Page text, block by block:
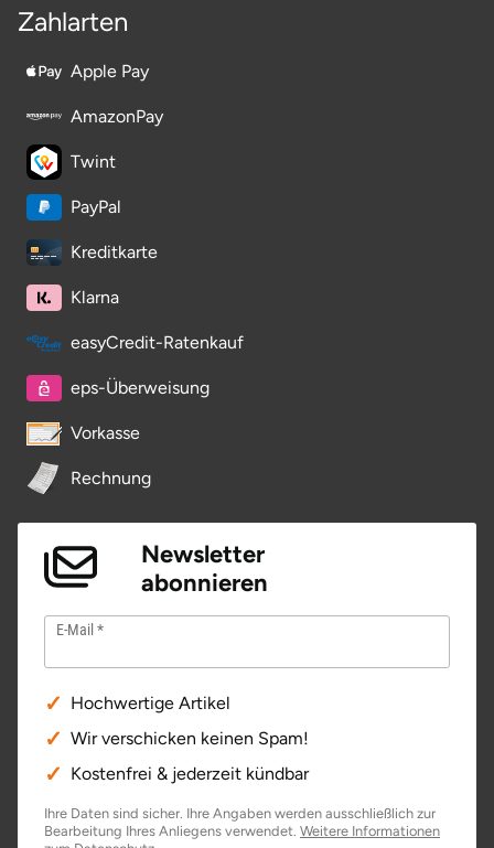
Zahlarten
Apple Pay
AmazonPay
Twint
PayPal
Kreditkarte
Klarna
easyCredit-Ratenkauf
eps-Überweisung
Vorkasse
Rechnung
Newsletter
abonnieren
E-Mail
Hochwertige Artikel
Wir verschicken keinen Spam!
Kostenfrei & jederzeit kündbar
Ihre Daten sind sicher. Ihre Angaben werden ausschließlich zur
Bearbeitung Ihres Anliegens verwendet. Weitere Informationen